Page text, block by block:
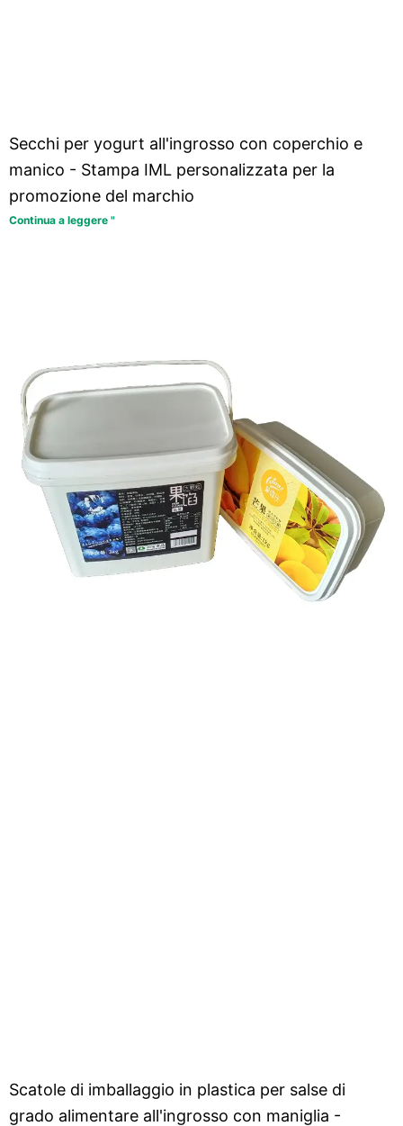
Secchi per yogurt all'ingrosso con coperchio e
manico - Stampa IML personalizzata per la
promozione del marchio
Continua a leggere "
Scatole di imballaggio in plastica per salse di
grado alimentare all'ingrosso con maniglia -